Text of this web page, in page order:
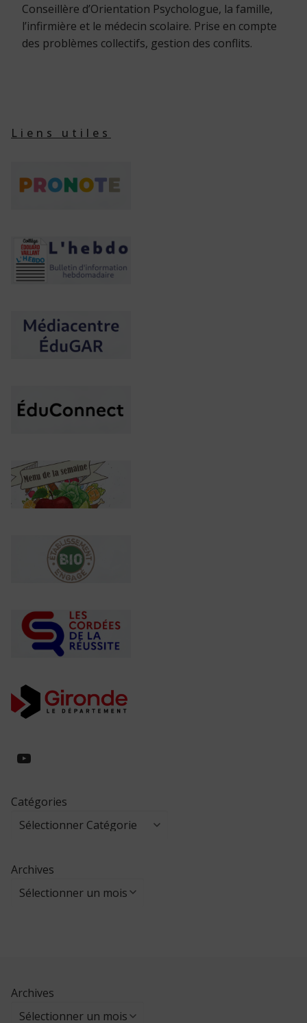
Conseillère d’Orientation Psychologue, la famille,
l’infirmière et le médecin scolaire. Prise en compte
des problèmes collectifs, gestion des conflits.
Liens utiles
https://www.youtube.com/
Catégories
Archives
Archives